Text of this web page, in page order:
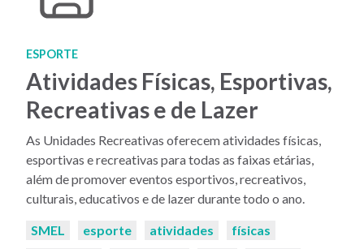
ESPORTE
Atividades Físicas, Esportivas,
Recreativas e de Lazer
As Unidades Recreativas oferecem atividades físicas,
esportivas e recreativas para todas as faixas etárias,
além de promover eventos esportivos, recreativos,
culturais, educativos e de lazer durante todo o ano.
Palavras-
SMEL esporte atividades
físicas